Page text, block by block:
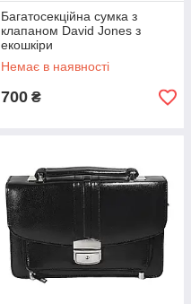
Багатосекційна сумка з
клапаном David Jones з
екошкіри
Немає в наявності
700 ₴